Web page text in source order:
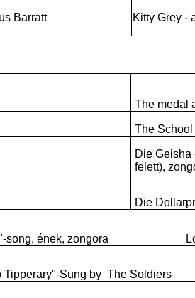
Barratt Kitty Grey -
The medal
The School
Die Geisha
felett),
Die
song, ének, zongora
Sung by The Soldiers